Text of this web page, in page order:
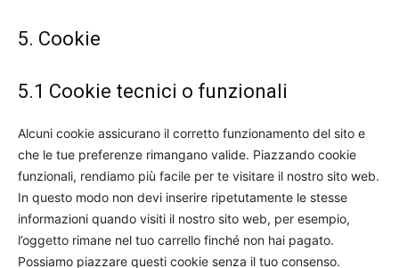
5. Cookie
5.1 Cookie tecnici o funzionali
Alcuni cookie assicurano il corretto funzionamento del sito e
che le tue preferenze rimangano valide. Piazzando cookie
funzionali, rendiamo più facile per te visitare il nostro sito web.
In questo modo non devi inserire ripetutamente le stesse
informazioni quando visiti il nostro sito web, per esempio,
l’oggetto rimane nel tuo carrello finché non hai pagato.
Possiamo piazzare questi cookie senza il tuo consenso.